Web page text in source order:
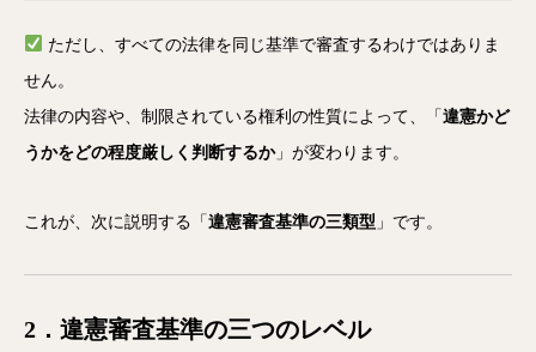
ただし、すべての法律を同じ基準で審査するわけではありま
せん。
法律の内容や、制限されている権利の性質によって、「 違憲かど
うかをどの程度厳しく判断するか」が変わります。
これが、次に説明する「 違憲審査基準の三類型 」です。
2．違憲審査基準の三つのレベル